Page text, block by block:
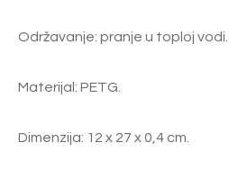
Održavanje: pranje u toploj vodi.
Materijal: PETG.
Dimenzija: 12 x 27 x 0,4 cm.